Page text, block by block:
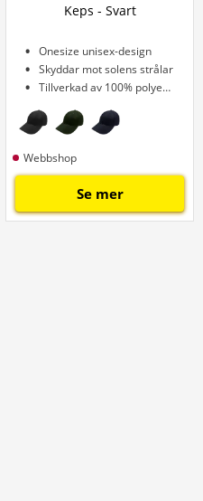
Keps - Svart
Onesize unisex-design
Skyddar mot solens strålar
Tillverkad av 100% polyester
Webbshop
Se mer